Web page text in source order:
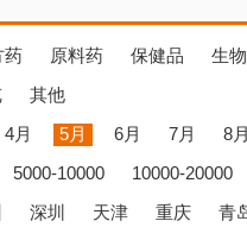
药 原料药 保健品 生
其他
4月
5月 6月 7月 8月
5000-10000
10000-20000
深圳 天津 重庆 青